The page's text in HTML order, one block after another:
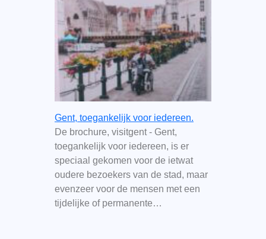
Gent, toegankelijk voor iedereen.
De brochure, visitgent - Gent,
toegankelijk voor iedereen, is er
speciaal gekomen voor de ietwat
oudere bezoekers van de stad, maar
evenzeer voor de mensen met een
tijdelijke of permanente…